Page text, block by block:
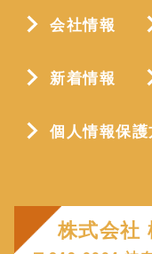
会社情報
新着情報
個人情報保
株式会社